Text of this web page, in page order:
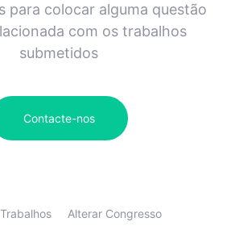
para colocar alguma questão
com os trabalhos
submetidos
Contacte-nos
Trabalhos Alterar Congresso